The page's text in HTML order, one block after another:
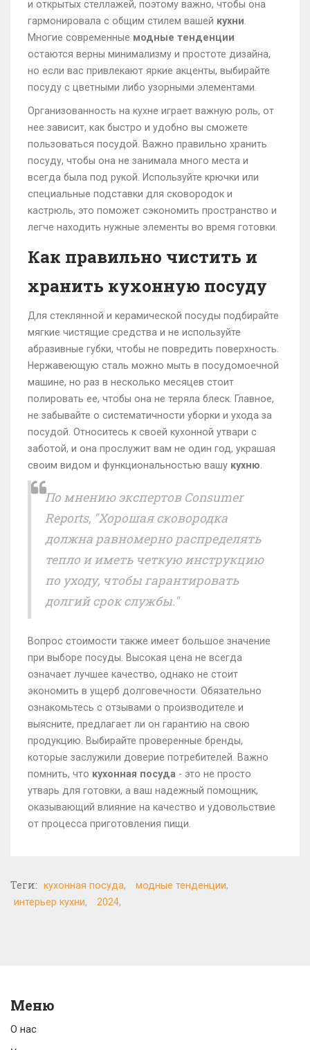
и открытых стеллажей, поэтому важно, чтобы она
гармонировала с общим стилем вашей кухни
Многие современные модные тенденции
остаются верны минимализму и простоте дизайна,
но если вас привлекают яркие акценты, выбирайте
посуду с цветными либо узорными элементами.
Организованность на кухне играет важную роль, от
нее зависит, как быстро и удобно вы сможете
пользоваться посудой. Важно правильно хранить
посуду, чтобы она не занимала много места и
всегда была под рукой. Используйте крючки или
специальные подставки для сковородок и
кастрюль, это поможет сэкономить пространство и
легче находить нужные элементы во время готовки.
Как правильно чистить и
хранить кухонную посуду
Для стеклянной и керамической посуды подбирайте
мягкие чистящие средства и не используйте
абразивные губки, чтобы не повредить поверхность.
Нержавеющую сталь можно мыть в посудомоечной
машине, но раз в несколько месяцев стоит
полировать ее, чтобы она не теряла блеск. Главное,
не забывайте о систематичности уборки и ухода за
посудой. Относитесь к своей кухонной утвари с
заботой, и она прослужит вам не один год, украшая
своим видом и функциональностью вашу кухню
По мнению экспертов Consumer
Reports, "Хорошая сковородка
должна равномерно распределять
тепло и иметь четкую инструкцию
по уходу, чтобы гарантировать
долгий срок службы."
Вопрос стоимости также имеет большое значение
при выборе посуды. Высокая цена не всегда
означает лучшее качество, однако не стоит
экономить в ущерб долговечности. Обязательно
ознакомьтесь с отзывами о производителе и
выясните, предлагает ли он гарантию на свою
продукцию. Выбирайте проверенные бренды,
которые заслужили доверие потребителей. Важно
помнить, что кухонная посуда - это не просто
утварь для готовки, а ваш надежный помощник,
оказывающий влияние на качество и удовольствие
от процесса приготовления пищи.
Теги: кухонная посуда
модные тенденции
интерьер кухни
2024
Меню
О нас